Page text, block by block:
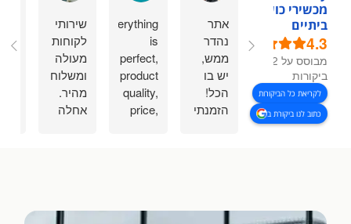
מכשירי כושר
ביתיים
4.3
מבוסס על 92
ביקורות
לקריאת כל הביקורות
כתוב לנו ביקורת ב
אתר
נהדר
ממש,
יש בו
הכל!
הזמנתי
ממש
Everything
is
perfect,
product
quality,
price,
שירותי
לקוחות
מעולה
ומשלוח
מהיר.
אחלה